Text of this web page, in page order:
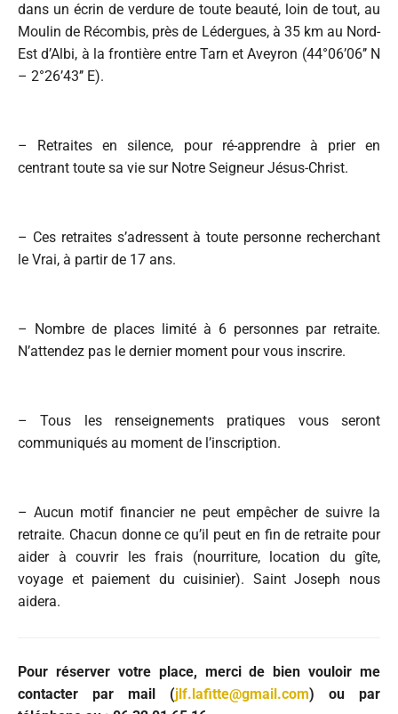
dans un écrin de verdure de toute beauté, loin de tout, au
Moulin de Récombis, près de Lédergues, à 35 km au Nord-
Est d’Albi, à la frontière entre Tarn et Aveyron (44°06’06’’ N
– 2°26’43’’ E).
– Retraites en silence, pour ré-apprendre à prier en
centrant toute sa vie sur Notre Seigneur Jésus-Christ.
– Ces retraites s’adressent à toute personne recherchant
le Vrai, à partir de 17 ans.
– Nombre de places limité à 6 personnes par retraite.
N’attendez pas le dernier moment pour vous inscrire.
– Tous les renseignements pratiques vous seront
communiqués au moment de l’inscription.
– Aucun motif financier ne peut empêcher de suivre la
retraite. Chacun donne ce qu’il peut en fin de retraite pour
aider à couvrir les frais (nourriture, location du gîte,
voyage et paiement du cuisinier). Saint Joseph nous
aidera.
Pour réserver votre place, merci de bien vouloir me
contacter par mail (jlf.lafitte@gmail.com) ou par